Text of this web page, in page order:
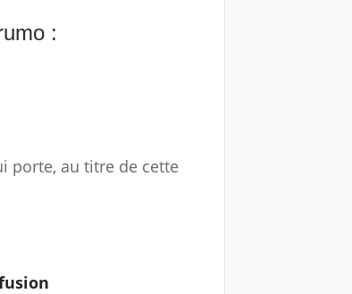
:
porte, au titre de cette